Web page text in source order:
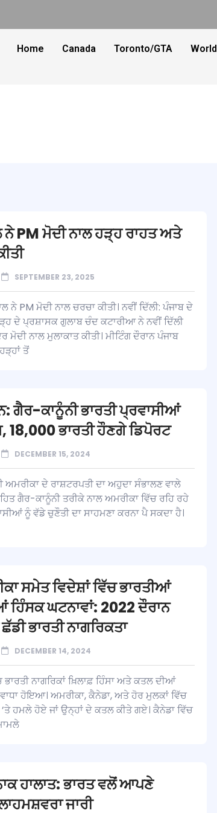
Home Canada Toronto/GTA World
ਨੇ PM ਮੋਦੀ ਨਾਲ ਹੜ੍ਹ ਰਾਹਤ ਅਤੇ
SEPTEMBER 23, 2025
ਨੇ PM ਮੋਦੀ ਨਾਲ ਚਰਚਾ ਕੀਤੀ। ਨਵੀਂ ਦਿੱਲੀ: ਪੰਜਾਬ ਦੇ
ਦੇ ਪ੍ਰਸ਼ਾਸਕ ਗੁਲਾਬ ਚੰਦ ਕਟਾਰੀਆ ਨੇ ਨਵੀਂ ਦਿੱਲੀ
ਮੋਦੀ ਨਾਲ ਮੁਲਾਕਾਤ ਕੀਤੀ। ਮੀਟਿੰਗ ਦੌਰਾਨ ਪੰਜਾਬ
ਤੋਂ
ਗੈਰ-ਕਾਨੂੰਨੀ ਭਾਰਤੀ ਪ੍ਰਵਾਸੀਆਂ
18,000 ਭਾਰਤੀ ਹੌਣਗੇ ਡਿਪੋਰਟ
DECEMBER 15, 2024
ਅਮਰੀਕਾ ਦੇ ਰਾਸ਼ਟਰਪਤੀ ਦਾ ਅਹੁਦਾ ਸੰਭਾਲਣ ਵਾਲੇ
ਗੈਰ-ਕਾਨੂੰਨੀ ਤਰੀਕੇ ਨਾਲ ਅਮਰੀਕਾ ਵਿੱਚ ਰਹਿ ਰਹੇ
ਨੂੰ ਵੱਡੇ ਚੁਣੌਤੀ ਦਾ ਸਾਹਮਣਾ ਕਰਨਾ ਪੈ ਸਕਦਾ ਹੈ।
ਸਮੇਤ ਵਿਦੇਸ਼ਾਂ ਵਿੱਚ ਭਾਰਤੀਆਂ
ਹਿੰਸਕ ਘਟਨਾਵਾਂ: 2022 ਦੌਰਾਨ
ਭਾਰਤੀ ਨਾਗਰਿਕਤਾ
DECEMBER 14, 2024
ਭਾਰਤੀ ਨਾਗਰਿਕਾਂ ਖ਼ਿਲਾਫ਼ ਹਿੰਸਾ ਅਤੇ ਕਤਲ ਦੀਆਂ
ਹੋਇਆ। ਅਮਰੀਕਾ, ਕੈਨੇਡਾ, ਅਤੇ ਹੋਰ ਮੁਲਕਾਂ ਵਿੱਚ
’ਤੇ ਹਮਲੇ ਹੋਏ ਜਾਂ ਉਨ੍ਹਾਂ ਦੇ ਕਤਲ ਕੀਤੇ ਗਏ। ਕੈਨੇਡਾ ਵਿੱਚ
ਹਾਲਾਤ: ਭਾਰਤ ਵਲੋਂ ਆਪਣੇ
ਜਾਰੀ